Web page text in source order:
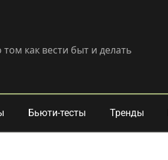
как вести быт и делать
Бьюти-тесты Тренды